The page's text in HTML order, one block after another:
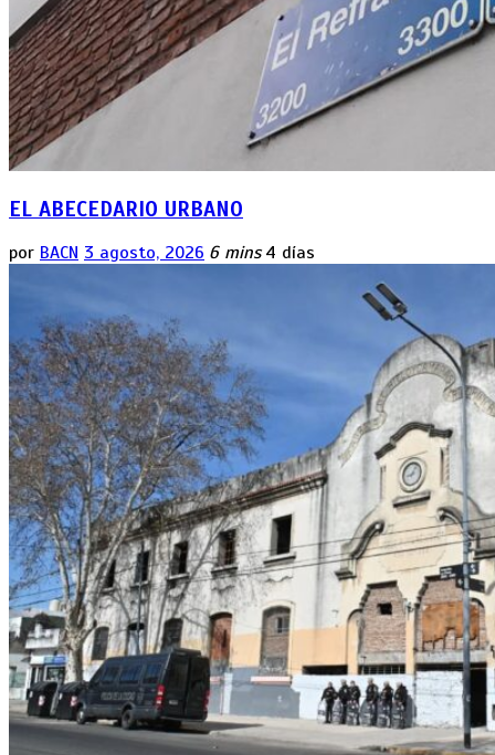
EL ABECEDARIO URBANO
por BACN 3 agosto, 2026 6 mins 4 días